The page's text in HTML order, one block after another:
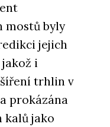
mostů byly
jejich
i
trhlin v
prokázána
kalů jako